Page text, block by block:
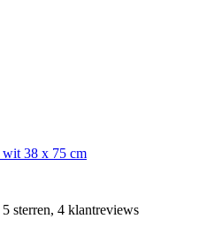
wit 38 x 75 cm
sterren, 4 klantreviews